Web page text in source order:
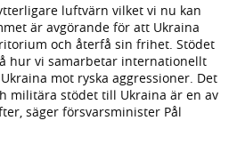
luftvärn vilket vi nu kan
är avgörande för att Ukraina
och återfå sin frihet. Stödet
hur vi samarbetar internationellt
mot ryska aggressioner. Det
militära stödet till Ukraina är en av
säger försvarsminister Pål